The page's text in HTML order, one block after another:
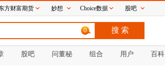
0
股吧 问董秘 组合 用户 百科
方财富期货 妙想 Choice数据 股吧